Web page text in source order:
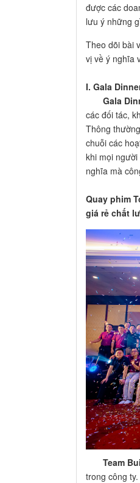
được các
lưu ý những
Theo dõi bài
vị về ý nghĩa
I. Gala
Gala
các đối tác,
Thông
chuỗi các
khi mọi
nghĩa mà
Quay phim
giá rẻ chất
Team
trong công